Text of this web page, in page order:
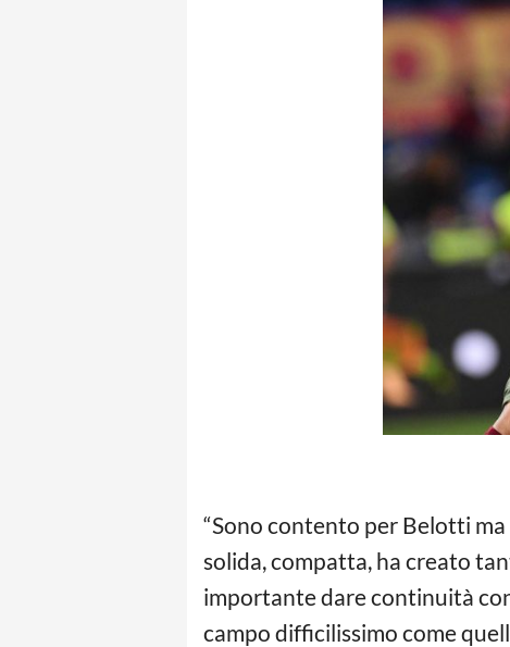
“Sono contento per Belotti
solida, compatta, ha creato
importante dare continuità
campo difficilissimo come